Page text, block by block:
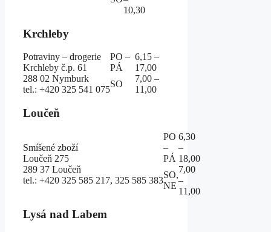
10,30
Krchleby
Potraviny – drogerie
Krchleby č.p. 61
288 02 Nymburk
tel.: +420 325 541 075
PO –
PÁ
6,15 –
17,00
SO
7,00 –
11,00
Loučeň
Smíšené zboží
Loučeň 275
289 37 Loučeň
tel.: +420 325 585 217, 325 585 383
PO
–
PÁ
6,30
–
18,00
SO,
NE
7,00
–
11,00
Lysá nad Labem